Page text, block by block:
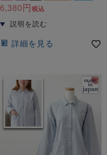
6,380 税込
詳細を見る